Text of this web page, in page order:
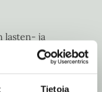
Tietoja
lasten- ja
erityisesti
Parvela